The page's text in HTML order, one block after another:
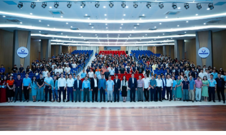
THỂ THAO
GIÁO DỤC
Y TẾ
KHOA HỌC - CÔNG NGHỆ
MÔI TRƯỜNG
BẠN ĐỌC